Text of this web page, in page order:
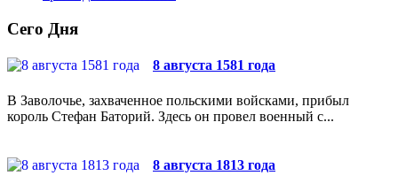
Сего Дня
8 августа 1581 года
В Заволочье, захваченное польскими войсками, прибыл
король Стефан Баторий. Здесь он провел военный с...
8 августа 1813 года